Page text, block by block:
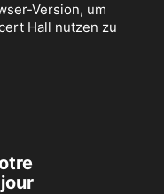
Version, um
Hall nutzen zu